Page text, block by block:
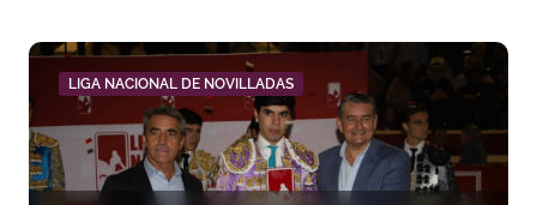
LIGA NACIONAL DE NOVILLADAS